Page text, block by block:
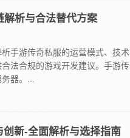
解析与合法替代方案
手游传奇私服的运营模式、技
法合规的游戏开发建议。手游
器。...
新-全面解析与选择指南